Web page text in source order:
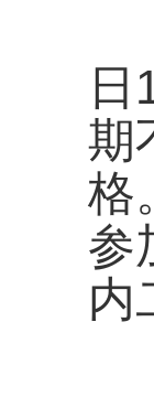
期
格
参
内